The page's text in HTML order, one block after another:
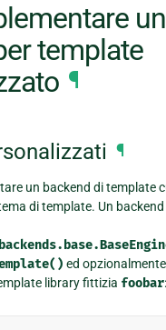
un
template
¶
¶
un backend di template
di template. Un
ed opzionalmente
library fittizia foobar: